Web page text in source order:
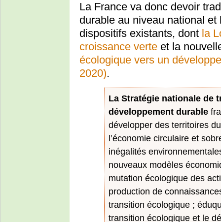
La France va donc devoir
durable au niveau national
dispositifs existants, dont la
croissance verte et la
écologique vers un
2020).
La Stratégie nationale de
développement durable
développer des territoires
l’économie circulaire et
inégalités
nouveaux modèles
mutation écologique des
production de
transition écologique ;
transition écologique et le